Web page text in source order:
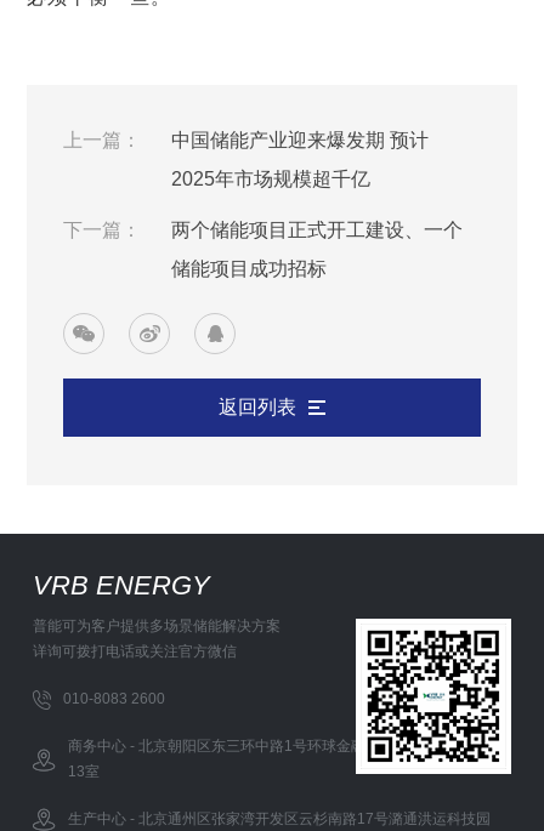
上一篇：
中国储能产业迎来爆发期 预计
2025年市场规模超千亿
下一篇：
两个储能项目正式开工建设、一个
储能项目成功招标
返回列表
VRB ENERGY
普能可为客户提供多场景储能解决方案
详询可拨打电话或关注官方微信
010-8083 2600
商务中心 - 北京朝阳区东三环中路1号环球金融中心办公西塔5层12-
13室
生产中心 - 北京通州区张家湾开发区云杉南路17号潞通洪运科技园